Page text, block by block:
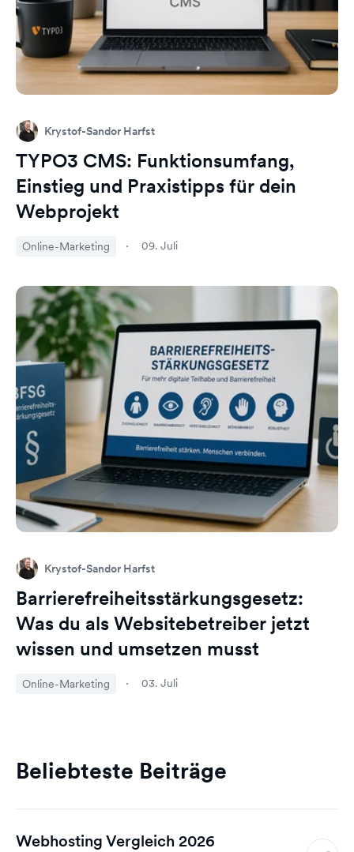
Krystof-Sandor Harfst
TYPO3 CMS: Funktionsumfang,
Einstieg und Praxistipps für dein
Webprojekt
Online-Marketing 09. Juli
Krystof-Sandor Harfst
Barrierefreiheitsstärkungsgesetz:
Was du als Websitebetreiber jetzt
wissen und umsetzen musst
Online-Marketing 03. Juli
Beliebteste Beiträge
Webhosting Vergleich 2026